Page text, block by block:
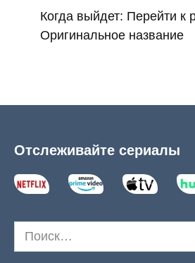
Когда выйдет: Перейти к
Оригинальное название
Отслеживайте сериалы
Search
for: